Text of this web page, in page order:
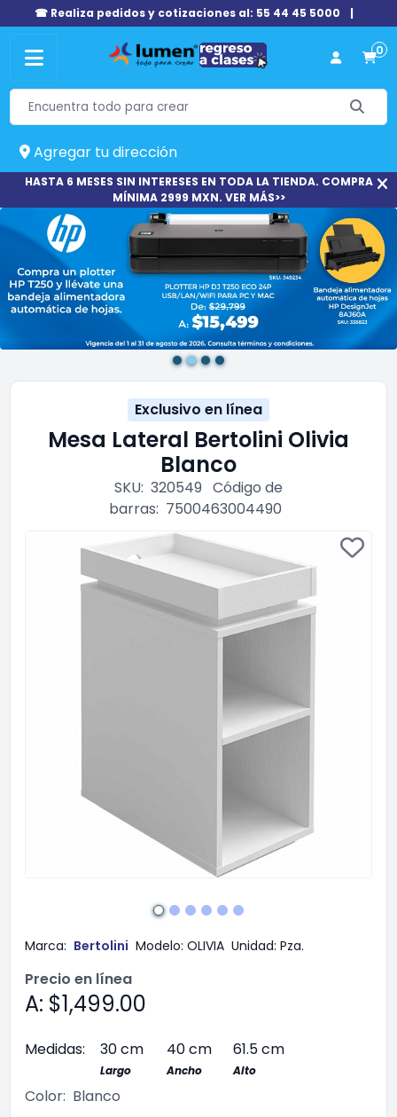
☎ Realiza pedidos y cotizaciones al: 55 44 45 5000 |
0
Agregar tu dirección
HASTA 6 MESES SIN INTERESES EN TODA LA TIENDA. COMPRA
MÍNIMA 2999 MXN. VER MÁS>>
Exclusivo en línea
Mesa Lateral Bertolini Olivia
Blanco
SKU: 320549 Código de
barras: 7500463004490
Marca: Bertolini Modelo: OLIVIA Unidad: Pza.
Precio en línea
A: $1,499.00
Medidas: 30 cm 40 cm 61.5 cm
Largo Ancho Alto
Color: Blanco